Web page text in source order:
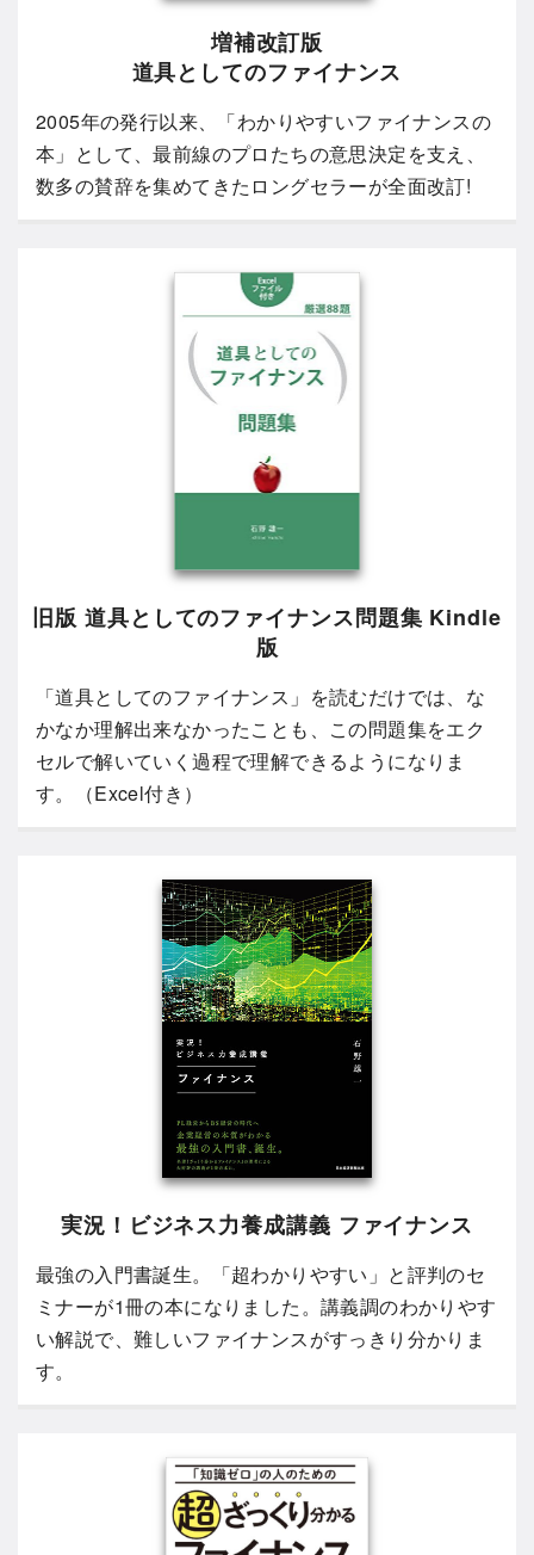
増補改訂版
道具としてのファイナンス
2005年の発行以来、「わかりやすいファイナンスの
本」として、最前線のプロたちの意思決定を支え、
数多の賛辞を集めてきたロングセラーが全面改訂!
旧版 道具としてのファイナンス問題集 Kindle
版
「道具としてのファイナンス」を読むだけでは、な
かなか理解出来なかったことも、この問題集をエク
セルで解いていく過程で理解できるようになりま
す。（Excel付き）
実況！ビジネス力養成講義 ファイナンス
最強の入門書誕生。「超わかりやすい」と評判のセ
ミナーが1冊の本になりました。講義調のわかりやす
い解説で、難しいファイナンスがすっきり分かりま
す。